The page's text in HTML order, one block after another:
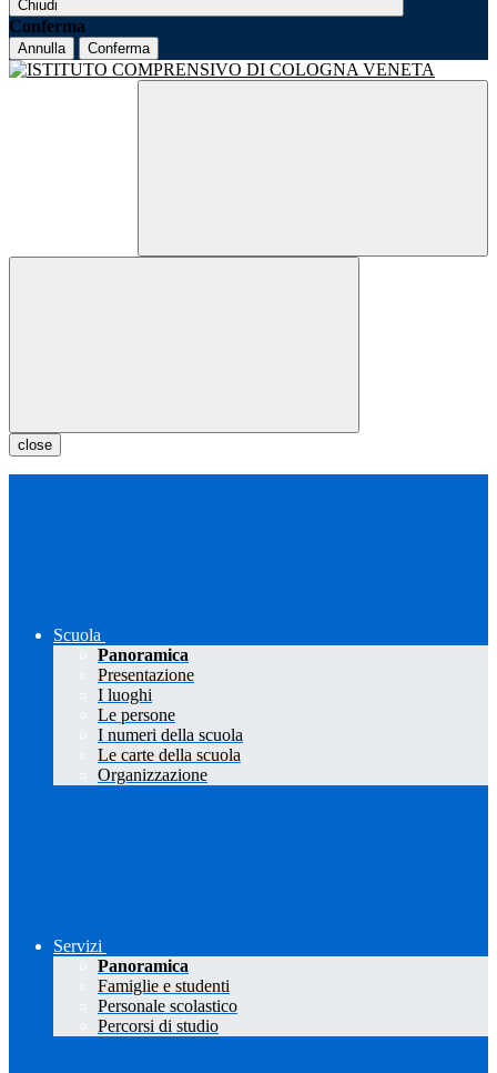
Chiudi
Conferma
Annulla Conferma
close
Scuola
Panoramica
Presentazione
I luoghi
Le persone
I numeri della scuola
Le carte della scuola
Organizzazione
Servizi
Panoramica
Famiglie e studenti
Personale scolastico
Percorsi di studio